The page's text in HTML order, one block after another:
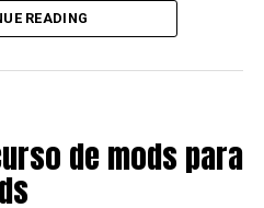
| 24 de abril – 8 de mayo
– hasta un 35% de
READING
de mods para